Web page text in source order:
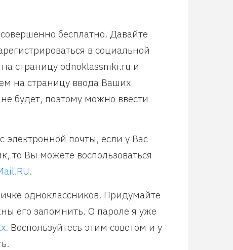
бесплатно. Давайте
в социальной
страницу odnoklassniki.ru и
на страницу ввода Ваших
будет, поэтому можно ввести
электронной почты, если у Вас
то Вы можете воспользоваться
.
одноклассников. Придумайте
его запомнить. О пароле я уже
Воспользуйтесь этим советом и у